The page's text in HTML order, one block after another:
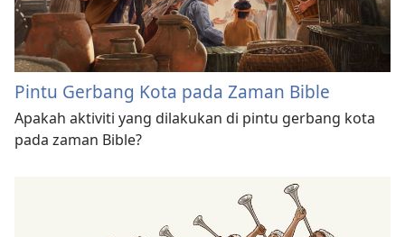
Pintu Gerbang Kota pada Zaman Bible
Apakah aktiviti yang dilakukan di pintu gerbang kota
pada zaman Bible?